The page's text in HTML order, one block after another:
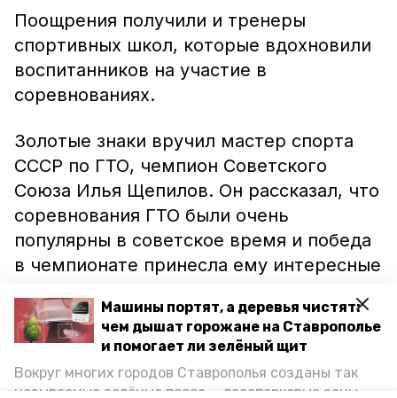
Машины портят, а деревья чистят:
чем дышат горожане на Ставрополье
и помогает ли зелёный щит
Вокруг многих городов Ставрополья созданы так
называемые зелёные пояса — лесопарковые зоны,
Поощрения получили и тренеры
спортивных школ, которые вдохновили
воспитанников на участие в
соревнованиях.
Золотые знаки вручил мастер спорта
СССР по ГТО, чемпион Советского
Союза Илья Щепилов. Он рассказал, что
соревнования ГТО были очень
популярны в советское время и победа
в чемпионате принесла ему интересные
страны.
Труновского района сообщал, что